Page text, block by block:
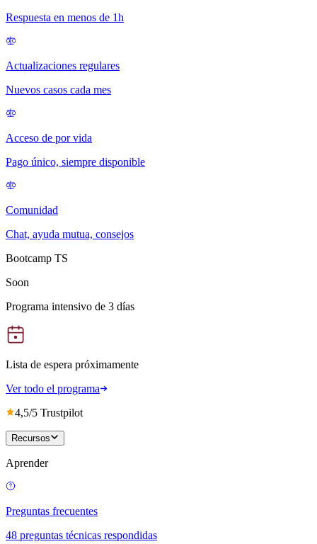
Respuesta en menos de 1h
Actualizaciones regulares
Nuevos casos cada mes
Acceso de por vida
Pago único, siempre disponible
Comunidad
Chat, ayuda mutua, consejos
Bootcamp TS
Soon
Programa intensivo de 3 días
Lista de espera próximamente
Ver todo el programa
4,5/5 Trustpilot
Recursos
Aprender
Preguntas frecuentes
48 preguntas técnicas respondidas